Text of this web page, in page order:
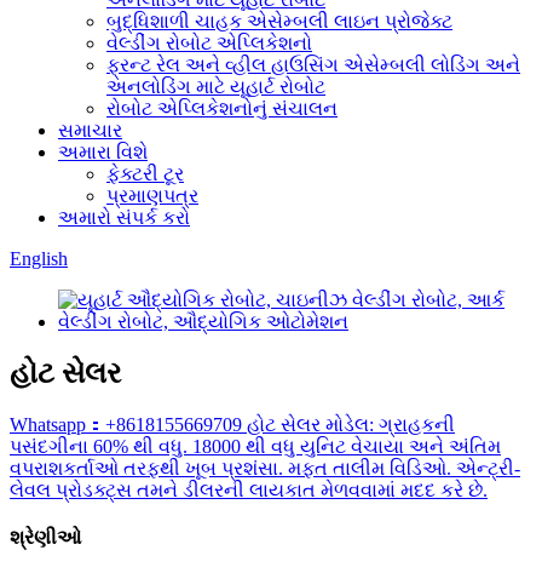
બુદ્ધિશાળી ચાહક એસેમ્બલી લાઇન પ્રોજેક્ટ
વેલ્ડીંગ રોબોટ એપ્લિકેશનો
ફ્રન્ટ રેલ અને વ્હીલ હાઉસિંગ એસેમ્બલી લોડિંગ અને
અનલોડિંગ માટે યૂહાર્ટ રોબોટ
રોબોટ એપ્લિકેશનોનું સંચાલન
સમાચાર
અમારા વિશે
ફેક્ટરી ટૂર
પ્રમાણપત્ર
અમારો સંપર્ક કરો
English
હોટ સેલર
Whatsapp：+8618155669709 હોટ સેલર મોડેલ: ગ્રાહકની
પસંદગીના 60% થી વધુ. 18000 થી વધુ યુનિટ વેચાયા અને અંતિમ
વપરાશકર્તાઓ તરફથી ખૂબ પ્રશંસા. મફત તાલીમ વિડિઓ. એન્ટ્રી-
લેવલ પ્રોડક્ટ્સ તમને ડીલરની લાયકાત મેળવવામાં મદદ કરે છે.
શ્રેણીઓ